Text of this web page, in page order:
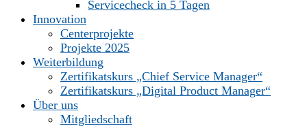
Servicecheck in 5 Tagen
Innovation
Centerprojekte
Projekte 2025
Weiterbildung
Zertifikatskurs „Chief Service Manager“
Zertifikatskurs „Digital Product Manager“
Über uns
Mitgliedschaft